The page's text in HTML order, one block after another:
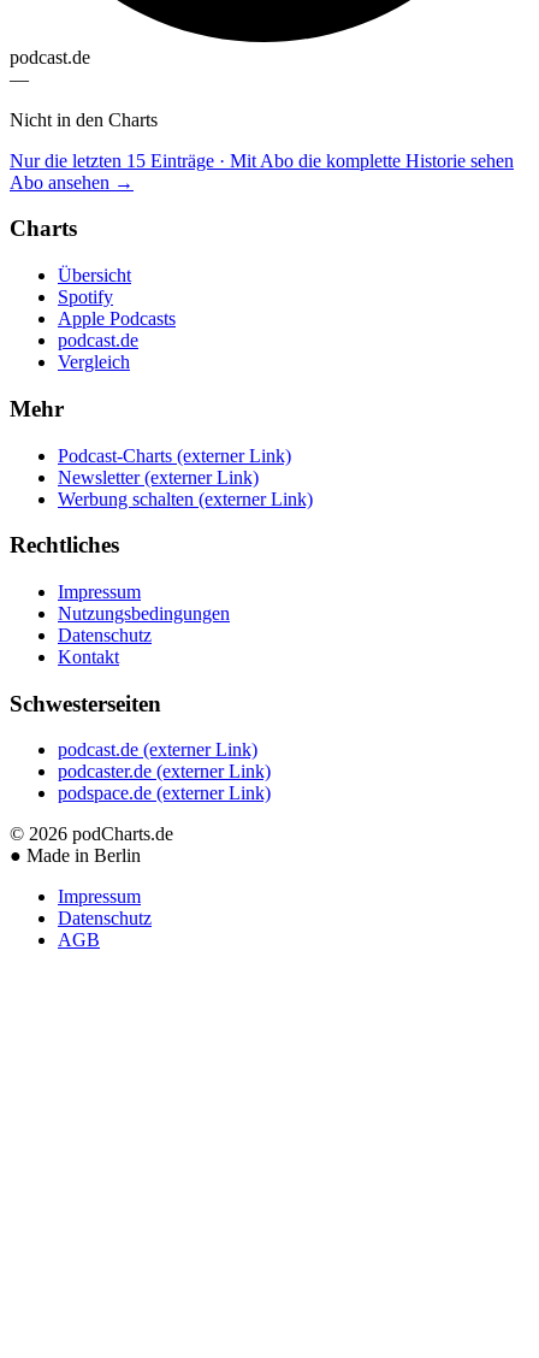
podcast.de
—
Nicht in den Charts
Nur die letzten 15 Einträge · Mit Abo die komplette Historie sehen
Abo ansehen →
Charts
Übersicht
Spotify
Apple Podcasts
podcast.de
Vergleich
Mehr
Podcast-Charts (externer Link)
Newsletter (externer Link)
Werbung schalten (externer Link)
Rechtliches
Impressum
Nutzungsbedingungen
Datenschutz
Kontakt
Schwesterseiten
podcast.de (externer Link)
podcaster.de (externer Link)
podspace.de (externer Link)
© 2026 podCharts.de
● Made in Berlin
Impressum
Datenschutz
AGB